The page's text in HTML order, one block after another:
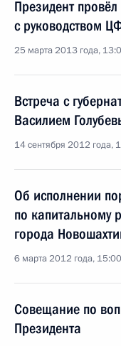
Президент
с руководством
25 марта 2013 года,
Встреча с
Василием
14 сентября 2012 года,
Об исполнении
по капитальному
города
6 марта 2012 года, 15:00
Совещание по
Президента